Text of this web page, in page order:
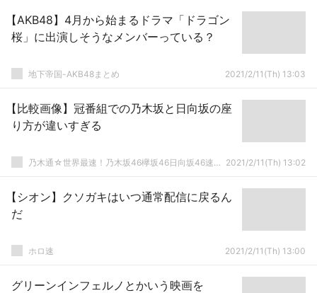
【AKB48】4月から始まるドラマ「ドラゴン
桜」に出演しそうなメンバーっている？
地下帝国-AKB48まとめ 2021/2/11(Th) 13:03
【比較画像】冠番組での乃木坂と日向坂の座
り方が違いすぎる
乃木通☆世界最速！乃木坂46欅坂46日向坂46速報まとめ 2021/2/11(Th) 13:02
【シオン】クソガキはいつ通常配信に戻るん
だ
ホロ速 2021/2/11(Th) 13:00
グリーンインフェルノとかいう映画を